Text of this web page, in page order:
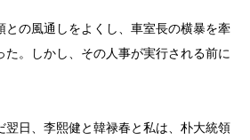
との風通しをよくし、車室長の横暴を牽
た。しかし、その人事が実行される前に
翌日、李熙健と韓禄春と私は、朴大統領